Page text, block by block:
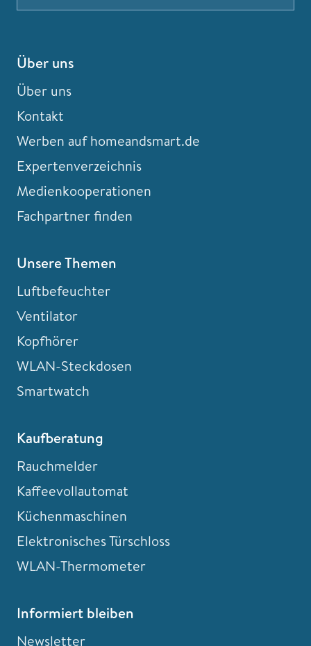
Über uns
Über uns
Kontakt
Werben auf homeandsmart.de
Expertenverzeichnis
Medienkooperationen
Fachpartner finden
Unsere Themen
Luftbefeuchter
Ventilator
Kopfhörer
WLAN-Steckdosen
Smartwatch
Kaufberatung
Rauchmelder
Kaffeevollautomat
Küchenmaschinen
Elektronisches Türschloss
WLAN-Thermometer
Informiert bleiben
Newsletter